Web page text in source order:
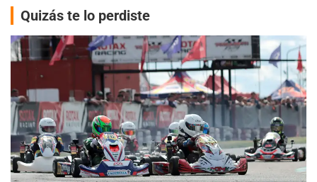
Quizás te lo perdiste